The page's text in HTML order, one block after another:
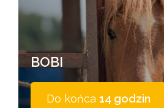
BOBI
Do końca 14 godzin